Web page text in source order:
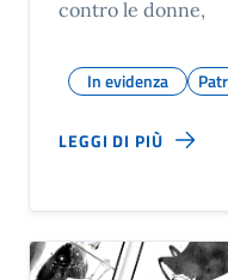
contro le donne,
In evidenza
LEGGI DI PIÙ